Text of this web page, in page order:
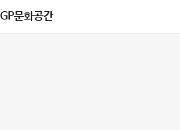
문화공간